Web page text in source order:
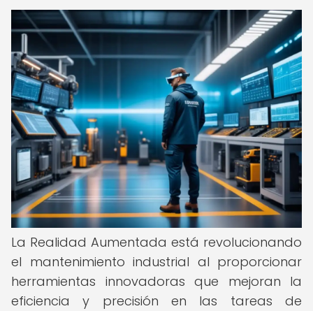
La Realidad Aumentada está revolucionando
el mantenimiento industrial al proporcionar
herramientas innovadoras que mejoran la
eficiencia y precisión en las tareas de